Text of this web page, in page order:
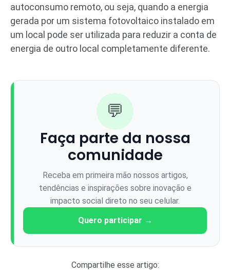
autoconsumo remoto, ou seja, quando a energia
gerada por um sistema fotovoltaico instalado em
um local pode ser utilizada para reduzir a conta de
energia de outro local completamente diferente.
💬
Faça parte da nossa
comunidade
Receba em primeira mão nossos artigos,
tendências e inspirações sobre inovação e
impacto social direto no seu celular.
Quero participar →
Compartilhe esse artigo: